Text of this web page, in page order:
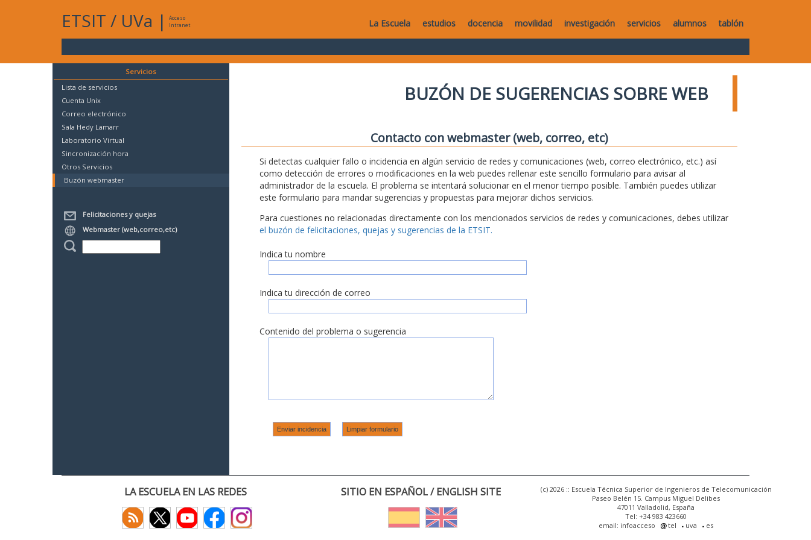
ETSIT / UVa |
Acceso
Intranet
La Escuela estudios docencia movilidad investigación servicios alumnos tablón
Servicios
Lista de servicios
Cuenta Unix
Correo electrónico
Sala Hedy Lamarr
Laboratorio Virtual
Sincronización hora
Otros Servicios
Buzón webmaster
Felicitaciones y quejas
Webmaster (web,correo,etc)
BUZÓN DE SUGERENCIAS SOBRE WEB
Contacto con webmaster (web, correo, etc)
Si detectas cualquier fallo o incidencia en algún servicio de redes y comunicaciones (web, correo electrónico, etc.) así
como detección de errores o modificaciones en la web puedes rellenar este sencillo formulario para avisar al
administrador de la escuela. El problema se intentará solucionar en el menor tiempo posible. También puedes utilizar
este formulario para mandar sugerencias y propuestas para mejorar dichos servicios.
Para cuestiones no relacionadas directamente con los mencionados servicios de redes y comunicaciones, debes utilizar
el buzón de felicitaciones, quejas y sugerencias de la ETSIT.
Indica tu nombre
Indica tu dirección de correo
Contenido del problema o sugerencia
LA ESCUELA EN LAS REDES SITIO EN ESPAÑOL / ENGLISH SITE
(c) 2026 :: Escuela Técnica Superior de Ingenieros de Telecomunicación
Paseo Belén 15. Campus Miguel Delibes
47011 Valladolid, España
Tel: +34 983 423660
email: infoacceso
tel uva es